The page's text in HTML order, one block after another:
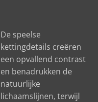
De speelse
kettingdetails creëren
een opvallend contrast
en benadrukken de
natuurlijke
lichaamslijnen, terwijl